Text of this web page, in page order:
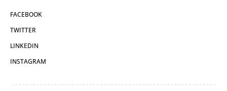
FACEBOOK
TWITTER
LINKEDIN
INSTAGRAM